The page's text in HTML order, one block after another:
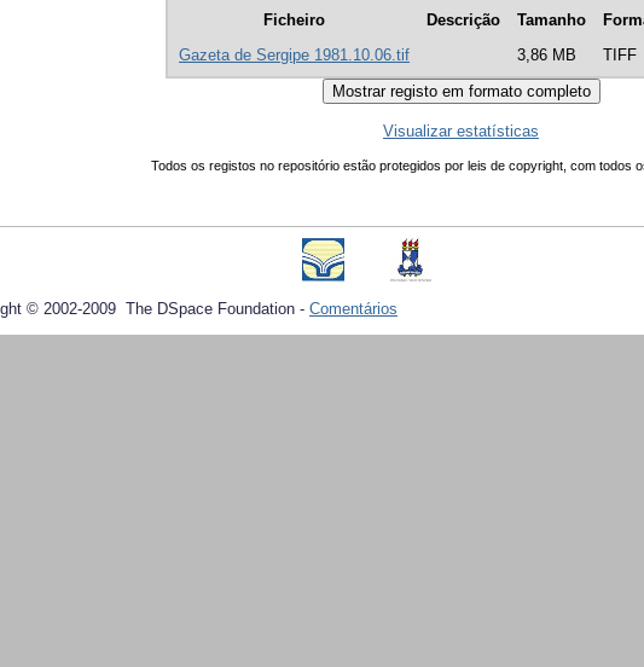
Ficheiro Descrição Tamanho
Gazeta de Sergipe 1981.10.06.tif
3,86 MB TIFF
Visualizar estatísticas
Todos os registos no repositório estão protegidos por leis de copyright, com todos
© 2002-2009 The DSpace Foundation - Comentários